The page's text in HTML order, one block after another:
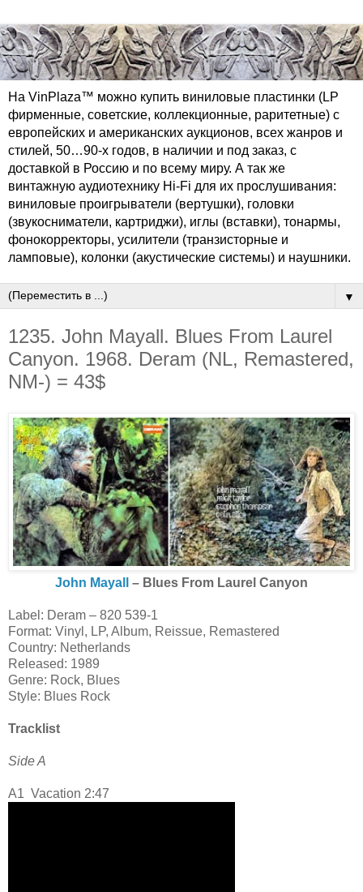
На VinPlaza™ можно купить виниловые пластинки (LP
фирменные, советские, коллекционные, раритетные) с
европейских и американских аукционов, всех жанров и
стилей, 50…90-х годов, в наличии и под заказ, с
доставкой в Россию и по всему миру. А так же
винтажную аудиотехнику Hi-Fi для их прослушивания:
виниловые проигрыватели (вертушки), головки
(звукосниматели, картриджи), иглы (вставки), тонармы,
фонокорректоры, усилители (транзисторные и
ламповые), колонки (акустические системы) и наушники.
▼
1235. John Mayall. Blues From Laurel
Canyon. 1968. Deram (NL, Remastered,
NM-) = 43$
John Mayall ‎– Blues From Laurel Canyon
Label: Deram ‎– 820 539-1
Format: Vinyl, LP, Album, Reissue, Remastered
Country: Netherlands
Released: 1989
Genre: Rock, Blues
Style: Blues Rock
Tracklist
Side A
A1 Vacation 2:47